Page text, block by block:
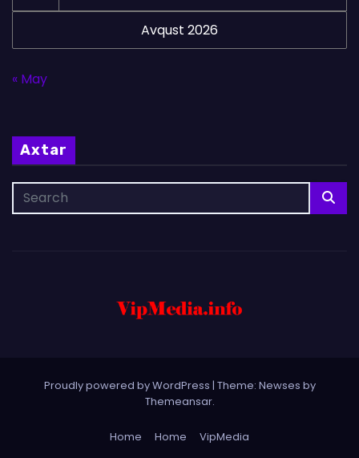
Avqust 2026
« May
Axtar
Proudly powered by WordPress | Theme: Newses by
Themeansar.
Home Home VipMedia